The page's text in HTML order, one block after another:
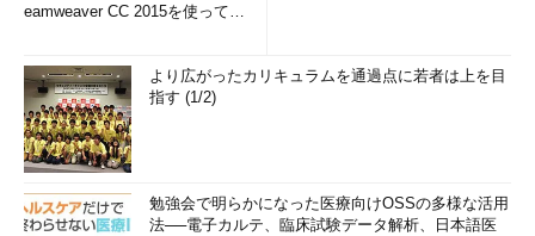
eamweaver CC 2015を使って
より広がったカリキュラムを通過点に若者は上を目
指す (1/2)
勉強会で明らかになった医療向けOSSの多様な活用
法──電子カルテ、臨床試験データ解析、日本語医